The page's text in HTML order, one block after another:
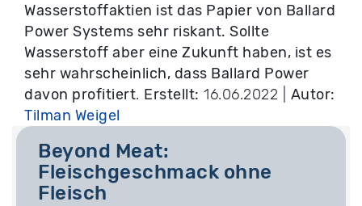
Wasserstoffaktien ist das Papier von Ballard
Power Systems sehr riskant. Sollte
Wasserstoff aber eine Zukunft haben, ist es
sehr wahrscheinlich, dass Ballard Power
davon profitiert. Erstellt: 16.06.2022 | Autor:
Tilman Weigel
Beyond Meat:
Fleischgeschmack ohne
Fleisch